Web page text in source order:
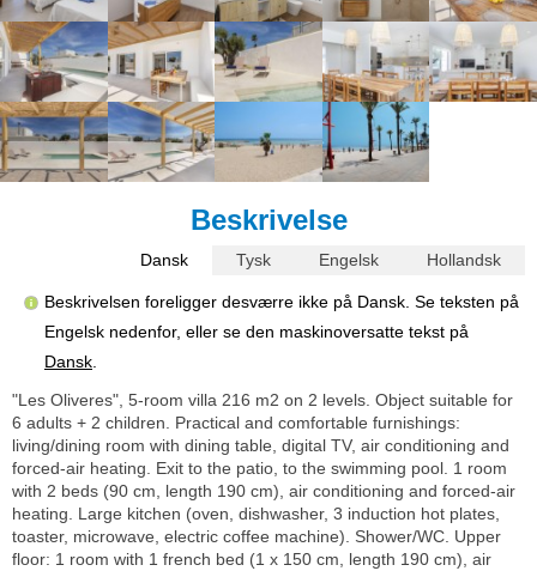
Beskrivelse
Dansk Tysk Engelsk Hollandsk
Beskrivelsen foreligger desværre ikke på Dansk. Se teksten på
Engelsk nedenfor, eller se den maskinoversatte tekst på
Dansk.
"Les Oliveres", 5-room villa 216 m2 on 2 levels. Object suitable for
6 adults + 2 children. Practical and comfortable furnishings:
living/dining room with dining table, digital TV, air conditioning and
forced-air heating. Exit to the patio, to the swimming pool. 1 room
with 2 beds (90 cm, length 190 cm), air conditioning and forced-air
heating. Large kitchen (oven, dishwasher, 3 induction hot plates,
toaster, microwave, electric coffee machine). Shower/WC. Upper
floor: 1 room with 1 french bed (1 x 150 cm, length 190 cm), air